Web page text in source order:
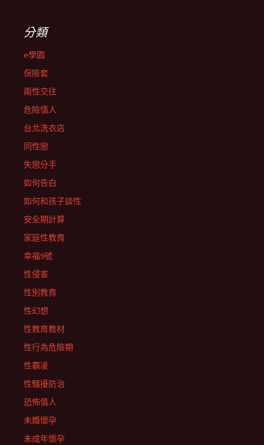
分類
e學園
保險套
兩性交往
危險情人
台北洗衣店
同性戀
失戀分手
如何告白
如何和孩子談性
安全期計算
家庭性教育
幸福9號
性侵害
性別教育
性幻想
性教育教材
性行為危險期
性霸凌
性騷擾防治
恐怖情人
未婚懷孕
未成年懷孕